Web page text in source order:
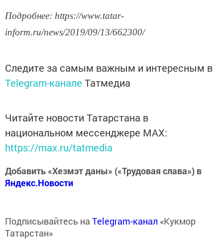
Подробнее: https://www.tatar-
inform.ru/news/2019/09/13/662300/
Следите за самым важным и интересным в
Telegram-канале Татмедиа
Читайте новости Татарстана в
национальном мессенджере MАХ:
https://max.ru/tatmedia
Добавить «Хезмэт даны» («Трудовая слава») в
Яндекс.Новости
Подписывайтесь на Telegram-канал «Кукмор
Татарстан»